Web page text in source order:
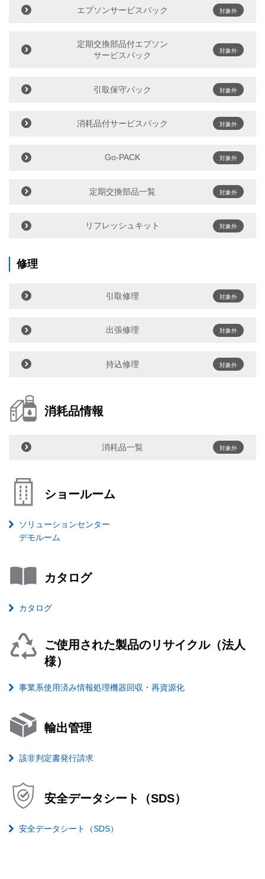
エプソンサービスパック 対象外
定期交換部品付エプソン
サービスパック
対象外
引取保守パック 対象外
消耗品付サービスパック 対象外
Go-PACK 対象外
定期交換部品一覧 対象外
リフレッシュキット 対象外
修理
引取修理 対象外
出張修理 対象外
持込修理 対象外
消耗品情報
消耗品一覧 対象外
ショールーム
ソリューションセンター
デモルーム
カタログ
カタログ
ご使用された製品のリサイクル（法人
様）
事業系使用済み情報処理機器回収・再資源化
輸出管理
該非判定書発行請求
安全データシート（SDS）
安全データシート（SDS）